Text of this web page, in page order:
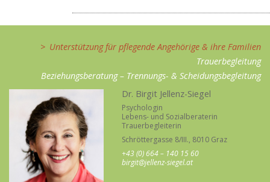
Unterstützung für pflegende Angehörige & ihre Familien
Trauerbegleitung
Beziehungsberatung – Trennungs- & Scheidungsbegleitung
Dr. Birgit Jellenz-Siegel
Psychologin
Lebens- und Sozialberaterin
Trauerbegleiterin
Schröttergasse 8/III., 8010 Graz
+43 (0) 664 – 140 15 60
birgit@jellenz-siegel.at